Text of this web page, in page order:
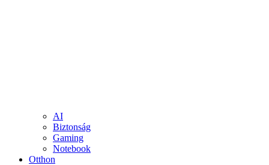
AI
Biztonság
Gaming
Notebook
Otthon